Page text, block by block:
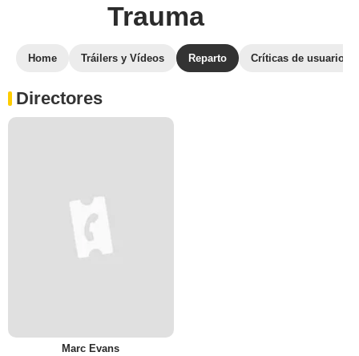
Trauma
Home Tráilers y Vídeos Reparto Críticas de usuarios
Directores
Marc Evans